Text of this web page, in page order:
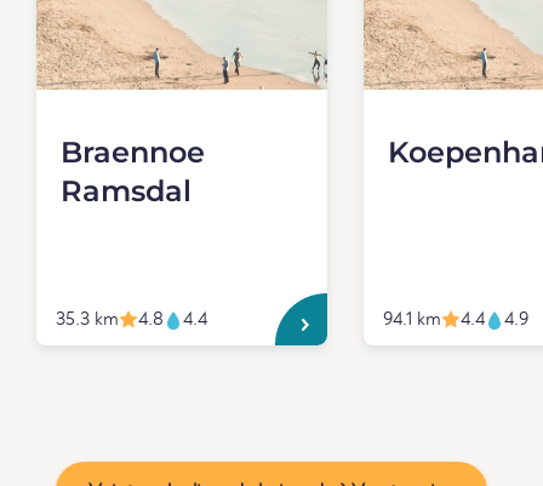
Braennoe
Ramsdal
35.3 km 4.8 4.4 94.1 km 4.4 4.9